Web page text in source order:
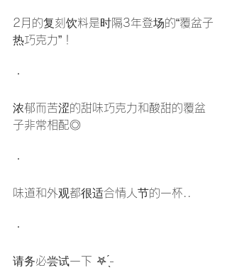
2月的复刻饮料是时隔3年登场的“覆盆子
热巧克力”！
・
浓郁而苦涩的甜味巧克力和酸甜的覆盆
子非常相配◎
・
味道和外观都很适合情人节的一杯..
・
请务必尝试一下 𖤐 ̖́-‬